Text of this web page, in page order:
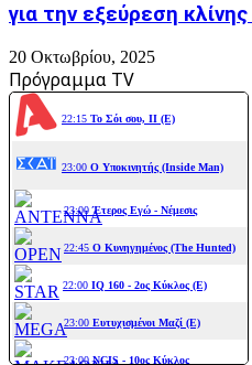
για την εξεύρεση
20 Οκτωβρίου, 2025
Πρόγραμμα TV